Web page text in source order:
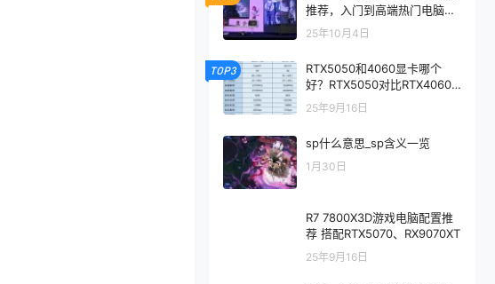
推荐，入门到高端热门电脑配
置方案
25年10月4日
TOP3
RTX5050和4060显卡哪个
好？RTX5050对比RTX4060/
5060性能评测
25年9月16日
sp什么意思_sp含义一览
1月30日
R7 7800X3D游戏电脑配置推
荐 搭配RTX5070、RX9070XT
25年9月16日